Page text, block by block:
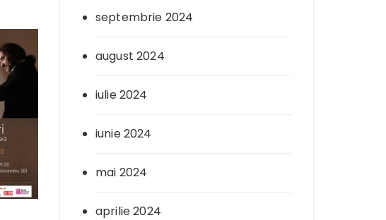
septembrie 2024
august 2024
iulie 2024
iunie 2024
mai 2024
aprilie 2024